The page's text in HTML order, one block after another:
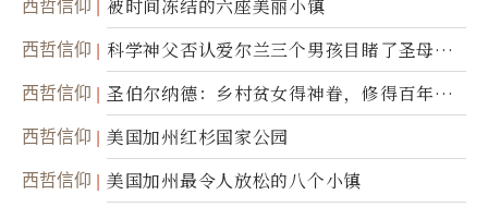
西哲信仰 被时间冻结的六座美丽小镇
西哲信仰
科学神父否认爱尔兰三个男孩目睹了圣母显
灵
西哲信仰
圣伯尔纳德：乡村贫女得神眷，修得百年不
腐身
西哲信仰 美国加州红杉国家公园
西哲信仰 美国加州最令人放松的八个小镇